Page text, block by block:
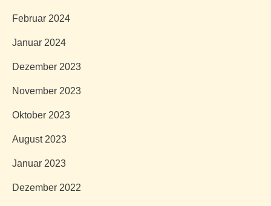
Februar 2024
Januar 2024
Dezember 2023
November 2023
Oktober 2023
August 2023
Januar 2023
Dezember 2022